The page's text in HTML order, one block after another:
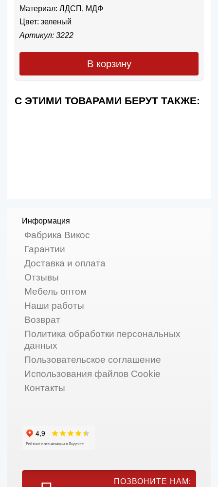
Материал: ЛДСП, МДФ
Цвет: зеленый
Артикул: 3222
В корзину
С ЭТИМИ ТОВАРАМИ БЕРУТ ТАКЖЕ:
Информация
Фабрика Викос
Гарантии
Доставка и оплата
Отзывы
Мебель оптом
Наши работы
Возврат
Политика обработки персональных
данных
Пользовательское соглашение
Использования файлов Cookie
Контакты
ПОЗВОНИТЕ НАМ: